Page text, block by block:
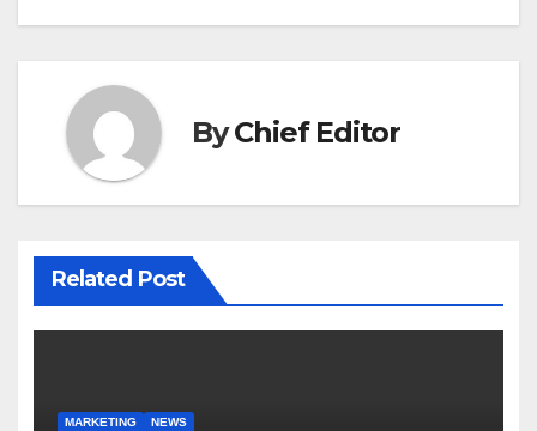
ByChief Editor
Related Post
MARKETING NEWS